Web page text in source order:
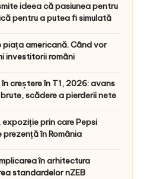
ideea că pasiunea pentru
pentru a putea fi simulată
americană. Când vor
investitorii români
creștere în T1, 2026: avans
scădere a pierderii nete
prin care Pepsi
în România
în arhitectura
standardelor nZEB